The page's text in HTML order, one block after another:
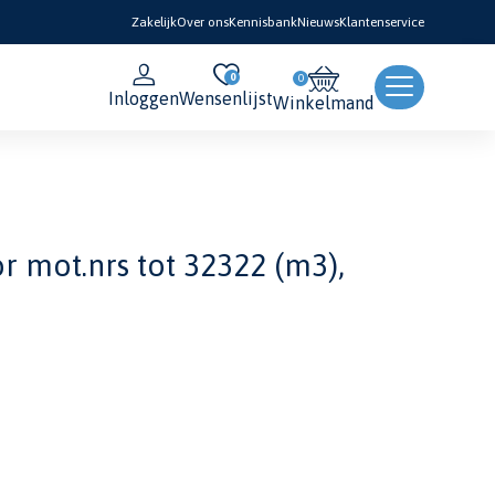
ZakelijkOver onsKennisbankNieuwsKlantenservice
Inloggen
0
WensenlijstWinkelmand
mot.nrs tot 32322 (m3),